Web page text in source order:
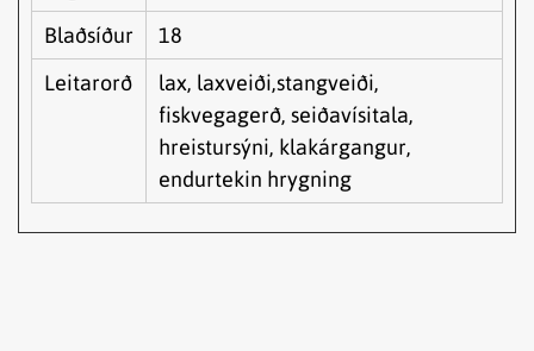
Blaðsíður
18
Leitarorð
lax, laxveiði,stangveiði,
fiskvegagerð, seiðavísitala,
hreistursýni, klakárgangur,
endurtekin hrygning